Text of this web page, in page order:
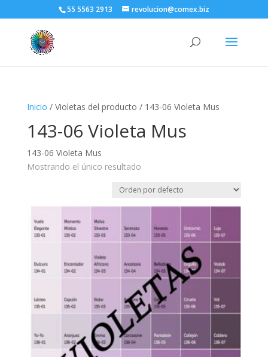
55 5563 2913 revolucion@comex.biz
Inicio / Violetas del producto / 143-06 Violeta Mus
143-06 Violeta Mus
143-06 Violeta Mus
Mostrando el único resultado